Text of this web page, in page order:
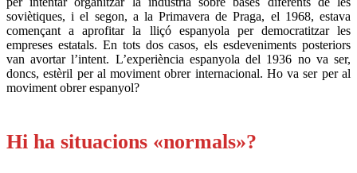
soviètiques, i el segon, a la Primavera de Praga, el 1968, estava
començant a aprofitar la lliçó espanyola per democratitzar les
empreses estatals. En tots dos casos, els esdeveniments posteriors
van avortar l’intent. L’experiència espanyola del 1936 no va ser,
doncs, estèril per al moviment obrer internacional. Ho va ser per al
moviment obrer espanyol?
Hi ha situacions «normals»?